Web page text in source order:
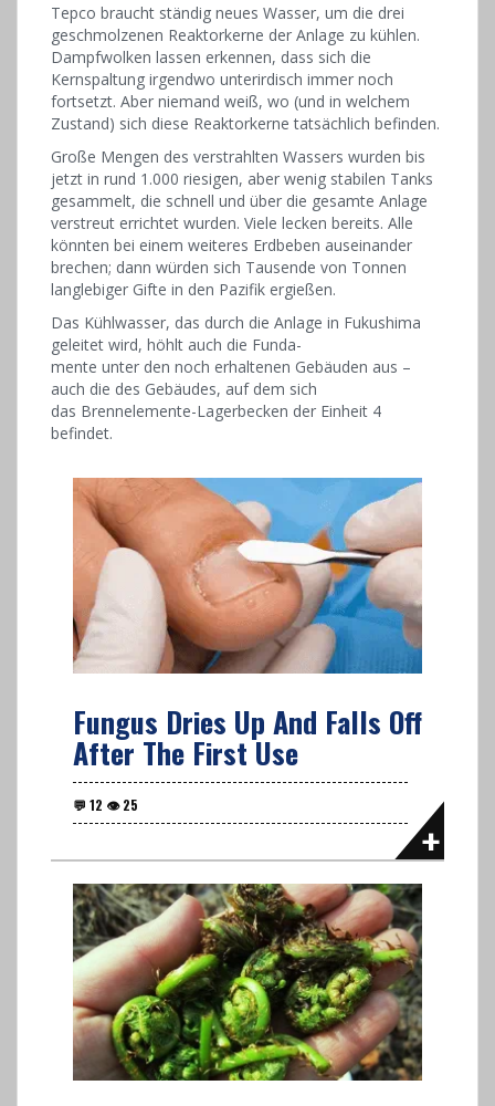
Tepco braucht ständig neues Wasser, um die drei
geschmolzenen Reaktorkerne der Anlage zu kühlen.
Dampfwolken lassen erkennen, dass sich die
Kernspaltung irgendwo unterirdisch immer noch
fortsetzt. Aber niemand weiß, wo (und in welchem
Zustand) sich diese Reaktorkerne tatsächlich befinden.
Große Mengen des verstrahlten Wassers wurden bis
jetzt in rund 1.000 riesigen, aber wenig stabilen Tanks
gesammelt, die schnell und über die gesamte Anlage
verstreut errichtet wurden. Viele lecken bereits. Alle
könnten bei einem weiteres Erdbeben auseinander
brechen; dann würden sich Tausende von Tonnen
langlebiger Gifte in den Pazifik ergießen.
Das Kühlwasser, das durch die Anlage in Fukushima
geleitet wird, höhlt auch die Funda-
mente unter den noch erhaltenen Gebäuden aus –
auch die des Gebäudes, auf dem sich
das Brennelemente-Lagerbecken der Einheit 4
befindet.
Fungus Dries Up And Falls Off
After The First Use